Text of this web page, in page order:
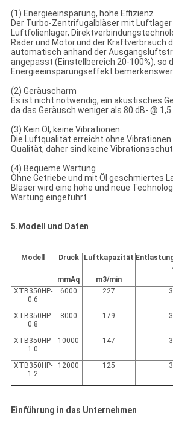
(1) Energieeinsparung, hohe Effizienz
Der Turbo-Zentrifugalbläser mit
Luftfolienlager,
Räder und Motor.und der Kraftverbrauch
automatisch anhand der
angepasst (Einstellbereich 20-100%), so
Energieeinsparungseffekt
(2) Geräuscharm
Es ist nicht notwendig, ein akustisches
da das Geräusch weniger als 80 dB- @ 1,5
(3) Kein Öl, keine Vibrationen
Die Luftqualität erreicht ohne Vibrationen
Qualität, daher sind keine
(4) Bequeme Wartung
Ohne Getriebe und mit Öl geschmiertes
Bläser wird eine hohe und neue
Wartung eingeführt
5.Modell und Daten
Modell Druck Luftkapazität
mmAq
m3/min
XTB350HP-
0.6
6000 227
XTB350HP-
0.8
8000 179
XTB350HP-
1.0
10000 147
XTB350HP-
1.2
12000 125
Einführung in das Unternehmen